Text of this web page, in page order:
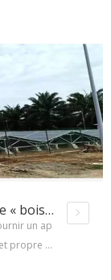
Système de micro-réseau de « bois de chauffage léger de stockage » en Malaisie
un ap
propre à